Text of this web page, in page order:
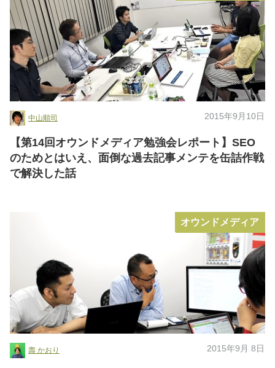
中山順司 2015年9月10日
【第14回オウンドメディア勉強会レポート】SEO
のためとはいえ、面倒な過去記事メンテを缶詰作戦
で解決した話
オウンドメディア
壽 かおり 2015年9月 8日